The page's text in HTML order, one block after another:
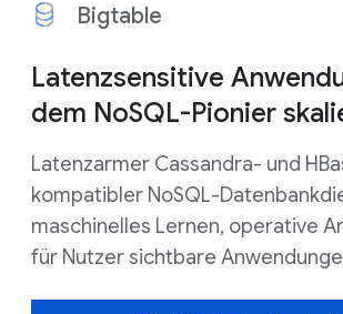
Bigtable
Latenzsensitive
dem NoSQL-Pionier
Latenzarmer Cassandra- und
kompatibler NoSQL-
maschinelles Lernen, operative
für Nutzer sichtbare